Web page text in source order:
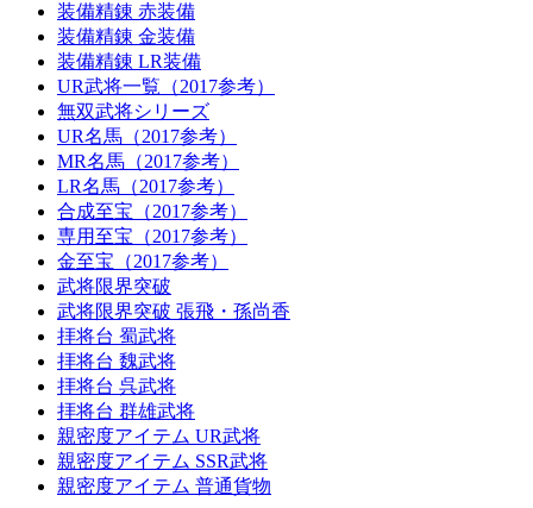
装備精錬 赤装備
装備精錬 金装備
装備精錬 LR装備
UR武将一覧（2017参考）
無双武将シリーズ
UR名馬（2017参考）
MR名馬（2017参考）
LR名馬（2017参考）
合成至宝（2017参考）
専用至宝（2017参考）
金至宝（2017参考）
武将限界突破
武将限界突破 張飛・孫尚香
拝将台 蜀武将
拝将台 魏武将
拝将台 呉武将
拝将台 群雄武将
親密度アイテム UR武将
親密度アイテム SSR武将
親密度アイテム 普通貨物